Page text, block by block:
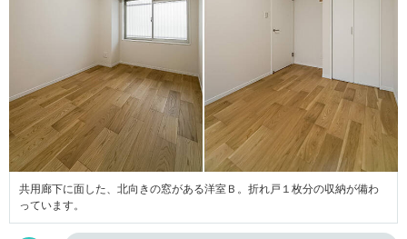
共用廊下に面した、北向きの窓がある洋室Ｂ。折れ戸１枚分の収納が備わ
っています。